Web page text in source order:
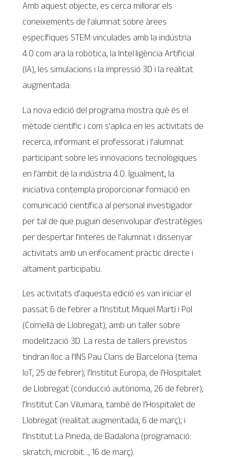
Amb aquest objecte, es cerca millorar els
coneixements de l’alumnat sobre àrees
específiques STEM vinculades amb la indústria
4.0 com ara la robòtica, la Intel·ligència Artificial
(IA), les simulacions i la impressió 3D i la realitat
augmentada.
La nova edició del programa mostra què és el
mètode científic i com s’aplica en les activitats de
recerca, informant el professorat i l’alumnat
participant sobre les innovacions tecnològiques
en l’àmbit de la indústria 4.0. Igualment, la
iniciativa contempla proporcionar formació en
comunicació científica al personal investigador
per tal de que puguin desenvolupar d’estratègies
per despertar l’interès de l’alumnat i dissenyar
activitats amb un enfocament pràctic directe i
altament participatiu.
Les activitats d’aquesta edició es van iniciar el
passat 6 de febrer a l’Institut Miquel Martí i Pol
(Cornellà de Llobregat), amb un taller sobre
modelització 3D. La resta de tallers previstos
tindran lloc a l’INS Pau Claris de Barcelona (tema
IoT, 25 de febrer); l’Institut Europa, de l’Hospitalet
de Llobregat (conducció autònoma, 26 de febrer);
l’Institut Can Vilumara, també de l’Hospitalet de
Llobregat (realitat augmentada, 6 de març); i
l’Institut La Pineda, de Badalona (programació:
skratch, microbit…, 16 de març).